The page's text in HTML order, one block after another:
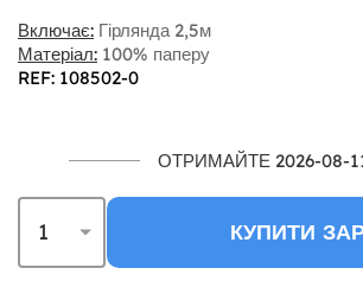
Включає: Гірлянда 2,5м
Матеріал: 100% паперу
REF: 108502-0
ОТРИМАЙТЕ 2026-08-
КУПИТИ